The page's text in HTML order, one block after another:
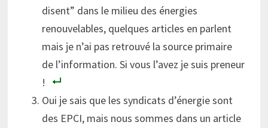
disent” dans le milieu des énergies
renouvelables, quelques articles en parlent
mais je n’ai pas retrouvé la source primaire
de l’information. Si vous l’avez je suis preneur
!
Oui je sais que les syndicats d’énergie sont
des EPCI, mais nous sommes dans un article